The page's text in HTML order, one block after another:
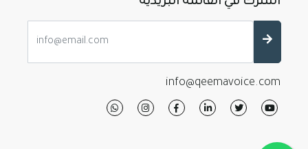
info@qeemavoice.com